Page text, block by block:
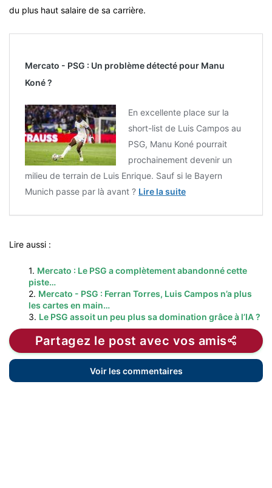
du plus haut salaire de sa carrière.
Mercato - PSG : Un problème détecté pour Manu
Koné ?
En excellente place sur la
short-list de Luis Campos au
PSG, Manu Koné pourrait
prochainement devenir un
milieu de terrain de Luis Enrique. Sauf si le Bayern
Munich passe par là avant ? Lire la suite
Lire aussi :
1. Mercato : Le PSG a complètement abandonné cette
piste…
2. Mercato - PSG : Ferran Torres, Luis Campos n’a plus
les cartes en main…
3. Le PSG assoit un peu plus sa domination grâce à l’IA ?
Partagez le post avec vos amis
Voir les commentaires